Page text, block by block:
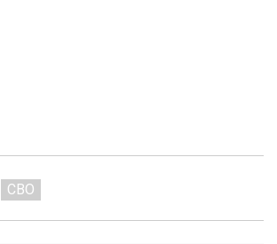
СВО